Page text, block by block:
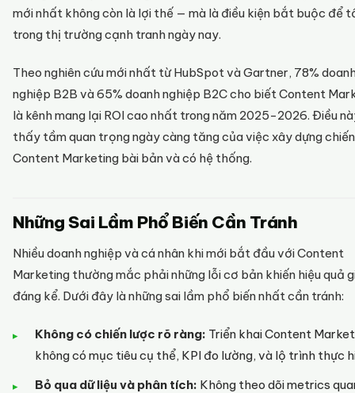
mới nhất không còn là lợi thế — mà là điều kiện bắt buộc để
trong thị trường cạnh tranh ngày nay.
Theo nghiên cứu mới nhất từ HubSpot và Gartner, 78%
nghiệp B2B và 65% doanh nghiệp B2C cho biết Content
là kênh mang lại ROI cao nhất trong năm 2025-2026. Điều
thấy tầm quan trọng ngày càng tăng của việc xây dựng
Content Marketing bài bản và có hệ thống.
Những Sai Lầm Phổ Biến Cần Tránh
Nhiều doanh nghiệp và cá nhân khi mới bắt đầu với Content
Marketing thường mắc phải những lỗi cơ bản khiến hiệu quả
đáng kể. Dưới đây là những sai lầm phổ biến nhất cần tránh:
Không có chiến lược rõ ràng: Triển khai Content
không có mục tiêu cụ thể, KPI đo lường, và lộ trình thực
Bỏ qua dữ liệu và phân tích: Không theo dõi metrics